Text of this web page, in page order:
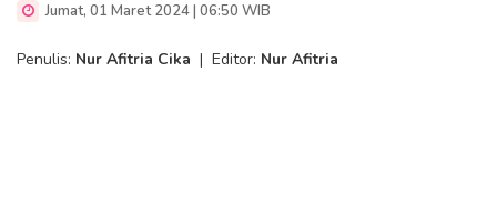
Jumat, 01 Maret 2024 | 06:50 WIB
Penulis: Nur Afitria Cika | Editor: Nur Afitria